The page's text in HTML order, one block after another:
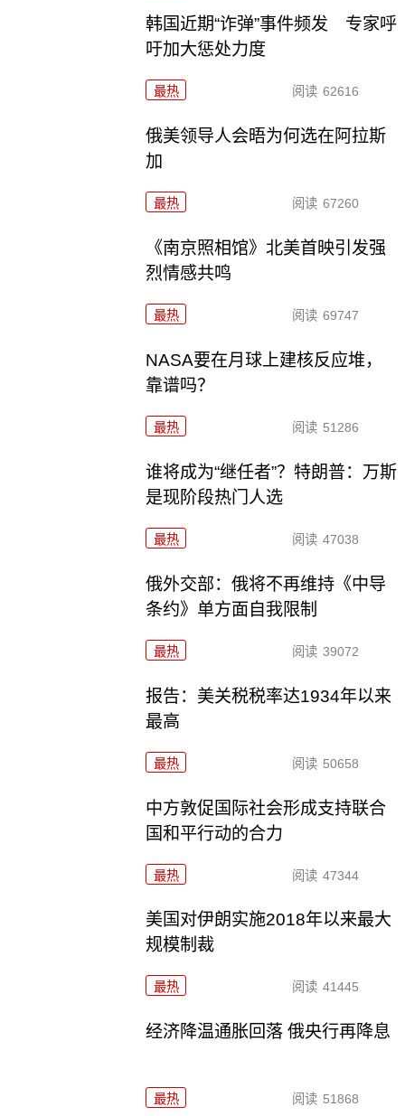
韩国近期“诈弹”事件频发 专家呼
吁加大惩处力度
最热 阅读 62616
俄美领导人会晤为何选在阿拉斯
加
最热 阅读 67260
《南京照相馆》北美首映引发强
烈情感共鸣
最热 阅读 69747
NASA要在月球上建核反应堆，
靠谱吗？
最热 阅读 51286
谁将成为“继任者”？特朗普：万斯
是现阶段热门人选
最热 阅读 47038
俄外交部：俄将不再维持《中导
条约》单方面自我限制
最热 阅读 39072
报告：美关税税率达1934年以来
最高
最热 阅读 50658
中方敦促国际社会形成支持联合
国和平行动的合力
最热 阅读 47344
美国对伊朗实施2018年以来最大
规模制裁
最热 阅读 41445
经济降温通胀回落 俄央行再降息
最热 阅读 51868